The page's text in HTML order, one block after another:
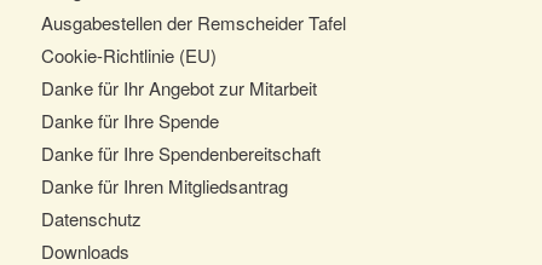
Ausgabestellen der Remscheider Tafel
Cookie-Richtlinie (EU)
Danke für Ihr Angebot zur Mitarbeit
Danke für Ihre Spende
Danke für Ihre Spendenbereitschaft
Danke für Ihren Mitgliedsantrag
Datenschutz
Downloads